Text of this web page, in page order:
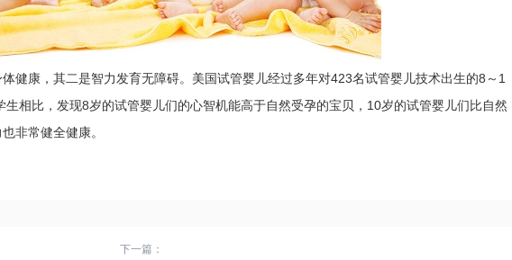
康，其二是智力发育无障碍。美国试管婴儿经过多年对423名试管婴儿技术出生的8～1
相比，发现8岁的试管婴儿们的心智机能高于自然受孕的宝贝，10岁的试管婴儿们比自然
非常健全健康。
下一篇：